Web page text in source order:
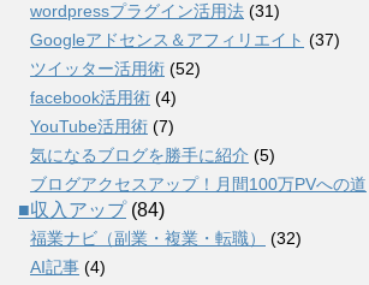
wordpressプラグイン活用法 (31)
Googleアドセンス＆アフィリエイト (37)
ツイッター活用術 (52)
facebook活用術 (4)
YouTube活用術 (7)
気になるブログを勝手に紹介 (5)
ブログアクセスアップ！月間100万PVへの道
■収入アップ(84)
福業ナビ（副業・複業・転職）
(32)
AI記事 (4)